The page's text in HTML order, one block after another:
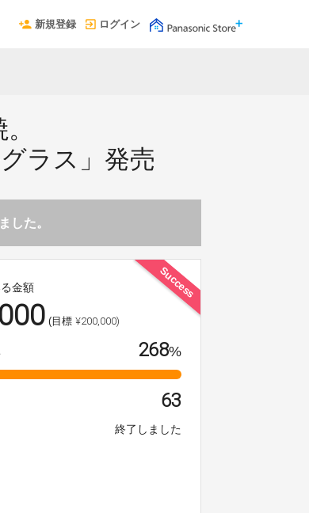
新規登録 ログイン
ラス」発売
した。
Success
金額
(目標 ¥200,000)
268%
63
終了しました